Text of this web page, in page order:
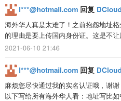
l***@hotmail.com 回复
海外华人真是太难了！之前抱怨地址
的理由是要上传国内身份证。这是不
2021-06-10 21:46
l***@hotmail.com 回复
麻烦您尽快通过我的实名认证哦，谢谢
以下写给所有海外华人看：地址写比